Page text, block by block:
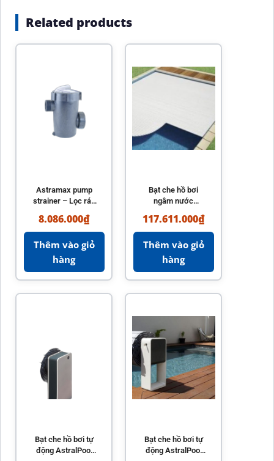
Related products
Astramax pump
strainer – Lọc rác
hiệu quả
8.086.000₫
Thêm vào giỏ
hàng
Bạt che hồ bơi
ngâm nước
AstralPool chính
hãng Tây Ban Nha
117.611.000₫
Thêm vào giỏ
hàng
Bạt che hồ bơi tự
động AstralPool
Bạt che hồ bơi tự
động AstralPool